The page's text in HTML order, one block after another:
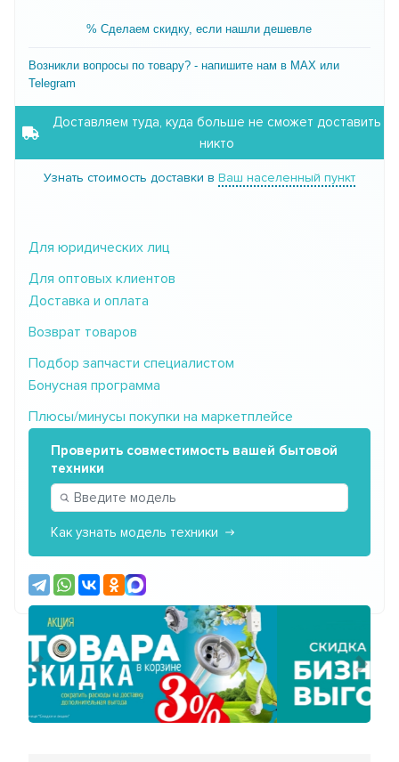
% Сделаем скидку, если нашли дешевле
Возникли вопросы по товару? - напишите нам в MAX или
Telegram
Доставляем туда, куда больше не сможет доставить
никто
Узнать стоимость доставки в Ваш населенный пункт
Для юридических лиц
Для оптовых клиентов
Доставка и оплата
Возврат товаров
Подбор запчасти специалистом
Бонусная программа
Плюсы/минусы покупки на маркетплейсе
Проверить совместимость вашей бытовой
техники
Как узнать модель техники
Предыдущий